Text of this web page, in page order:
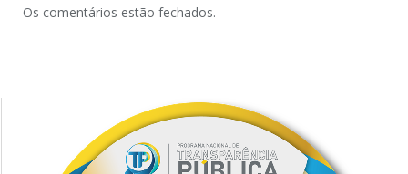
Os comentários estão fechados.